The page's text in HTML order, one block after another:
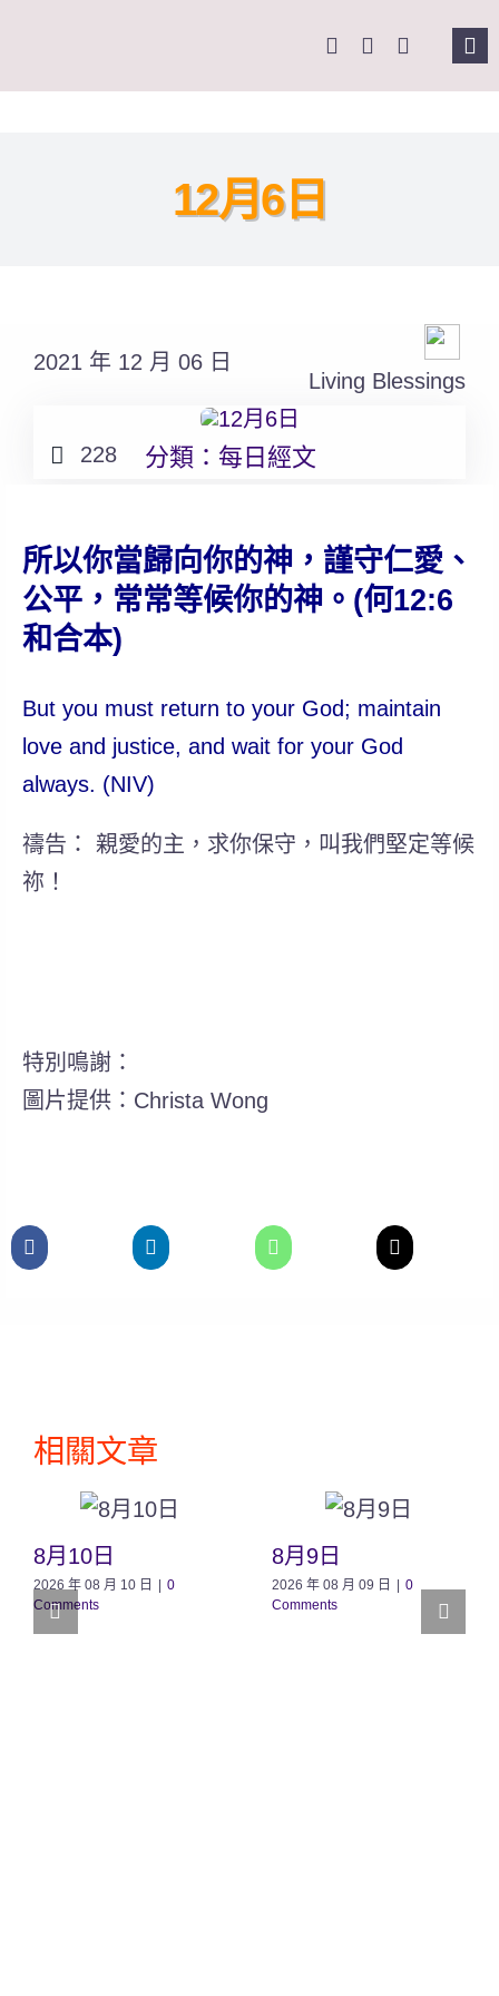
content
12月6日
2021 年 12 月 06 日
Living Blessings
228 分類： 每日經文
所以你當歸向你的神，謹守仁愛、
公平，常常等候你的神。(何12:6
和合本)
But you must return to your God; maintain
love and justice, and wait for your God
always. (NIV)
禱告： 親愛的主，求你保守，叫我們堅定等候
祢！
特別鳴謝：
圖片提供：Christa Wong
相關文章
8月10日
2026 年 08 月 10 日
0
Comments
8月9日
2026 年 08 月 09 日
0
Comments